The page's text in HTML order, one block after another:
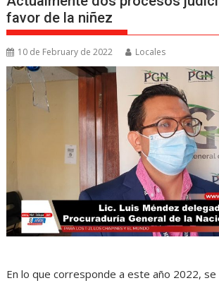
favor de la niñez
10 de February de 2022 Locales
En lo que corresponde a este año 2022,